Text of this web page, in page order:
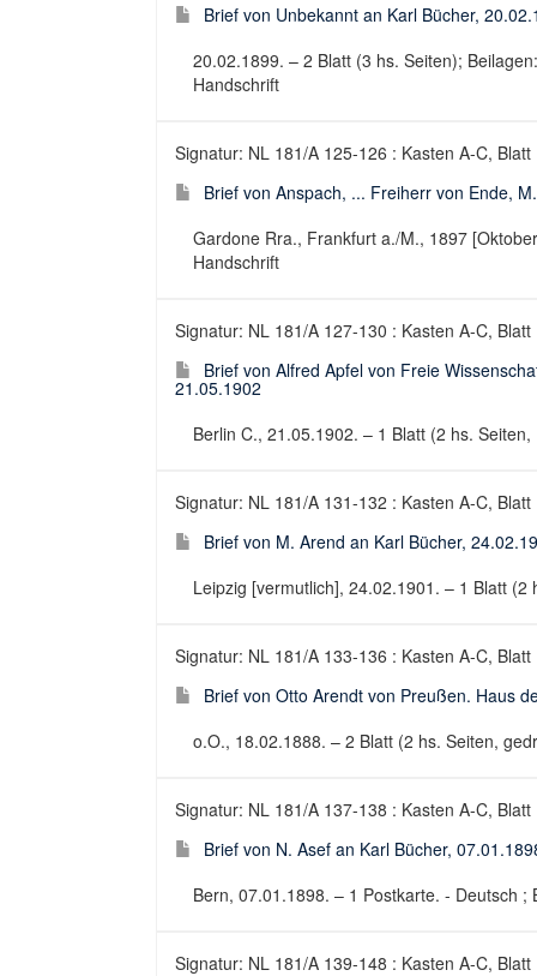
Brief von Unbekannt an Karl Bücher,
20.02.1899. – 2 Blatt (3 hs. Seiten);
Handschrift
Signatur: NL 181/A 125-126 : Kasten A-C,
Brief von Anspach, ... Freiherr von Ende,
Gardone Rra., Frankfurt a./M., 1897
Handschrift
Signatur: NL 181/A 127-130 : Kasten A-C,
Brief von Alfred Apfel von Freie
21.05.1902
Berlin C., 21.05.1902. – 1 Blatt (2 hs.
Signatur: NL 181/A 131-132 : Kasten A-C,
Brief von M. Arend an Karl Bücher,
Leipzig [vermutlich], 24.02.1901. – 1 Blatt
Signatur: NL 181/A 133-136 : Kasten A-C,
Brief von Otto Arendt von Preußen. Haus
o.O., 18.02.1888. – 2 Blatt (2 hs. Seiten,
Signatur: NL 181/A 137-138 : Kasten A-C,
Brief von N. Asef an Karl Bücher,
Bern, 07.01.1898. – 1 Postkarte. - Deutsch ;
Signatur: NL 181/A 139-148 : Kasten A-C,